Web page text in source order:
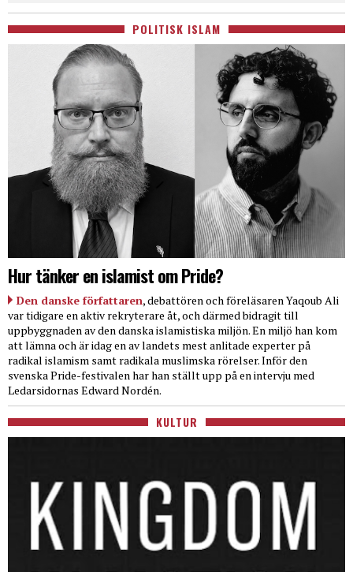
POLITISK ISLAM
Hur tänker en islamist om Pride?
Den danske författaren, debattören och föreläsaren Yaqoub Ali
var tidigare en aktiv rekryterare åt, och därmed bidragit till
uppbyggnaden av den danska islamistiska miljön. En miljö han kom
att lämna och är idag en av landets mest anlitade experter på
radikal islamism samt radikala muslimska rörelser. Inför den
svenska Pride-festivalen har han ställt upp på en intervju med
Ledarsidornas Edward Nordén.
KULTUR